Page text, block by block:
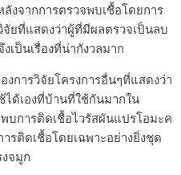
งจากการตรวจพบเชื้อโดยการ
ยที่แสดงว่าผู้ที่มีผลตรวจเป็นลบ
ป็นเรื่องที่น่ากังวลมาก
การวิจัยโครงการอื่นๆที่แสดงว่า
ได้เองที่บ้านที่ใช้กันมากใน
บการติดเชื้อไวรัสผันแปรโอมะค
รติดเชื้อโดยเฉพาะอย่างยิ่งชุด
จมูก